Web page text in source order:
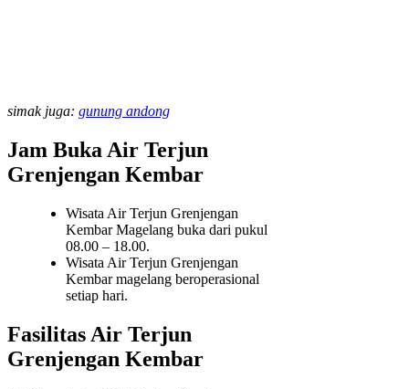
simak juga: gunung andong
Jam Buka Air Terjun
Grenjengan Kembar
Wisata Air Terjun Grenjengan
Kembar Magelang buka dari pukul
08.00 – 18.00.
Wisata Air Terjun Grenjengan
Kembar magelang beroperasional
setiap hari.
Fasilitas Air Terjun
Grenjengan Kembar